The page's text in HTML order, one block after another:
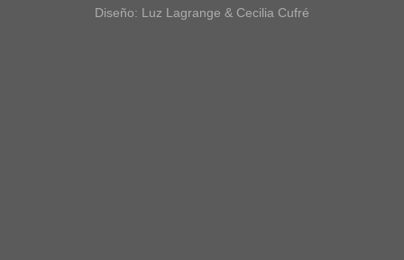
Diseño: Luz Lagrange & Cecilia Cufré